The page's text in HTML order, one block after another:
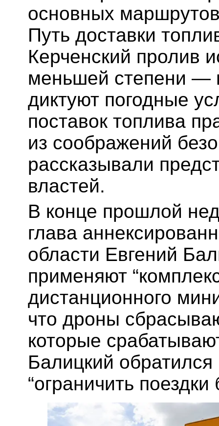
основных
Путь доставки
Керченский пролив
меньшей степени —
диктуют погодные
поставок топлива
из соображений
рассказывали
властей.
В конце прошлой
глава
области Евгений
применяют
дистанционного
что дроны
которые
Балицкий
“ограничить